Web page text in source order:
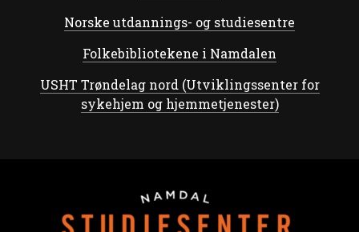
Norske utdannings- og studiesentre
Folkebibliotekene i Namdalen
USHT Trøndelag nord (Utviklingssenter for
sykehjem og hjemmetjenester)